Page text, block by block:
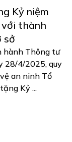
Kỷ niệm
với thành
sở
hành Thông tư
28/4/2025, quy
an ninh Tổ
Kỷ ...